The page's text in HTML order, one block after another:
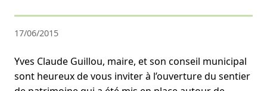
17/06/2015
Yves Claude Guillou, maire, et son conseil municipal
sont heureux de vous inviter à l’ouverture du sentier